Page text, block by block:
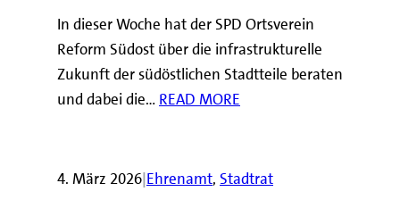
In dieser Woche hat der SPD Ortsverein
Reform Südost über die infrastrukturelle
Zukunft der südöstlichen Stadtteile beraten
und dabei die… READ MORE
4. März 2026|Ehrenamt, Stadtrat